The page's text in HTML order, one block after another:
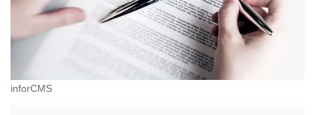
inforCMS